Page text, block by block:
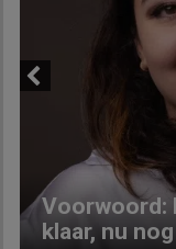
Voorwoord:
klaar, nu